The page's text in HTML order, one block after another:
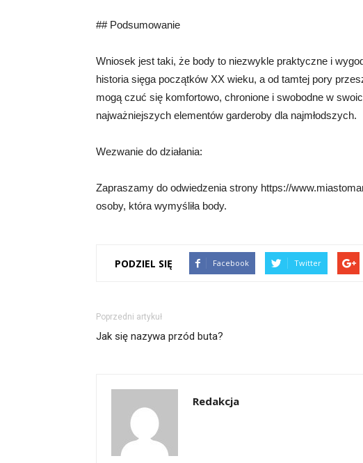
## Podsumowanie
Wniosek jest taki, że body to niezwykle praktyczne i
historia sięga początków XX wieku, a od tamtej pory
mogą czuć się komfortowo, chronione i swobodne w
najważniejszych elementów garderoby dla najmłodszych.
Wezwanie do działania:
Zapraszamy do odwiedzenia strony https://
osoby, która wymyśliła body.
PODZIEL SIĘ Facebook Twitter
Poprzedni artykuł
Jak się nazywa przód buta?
Redakcja